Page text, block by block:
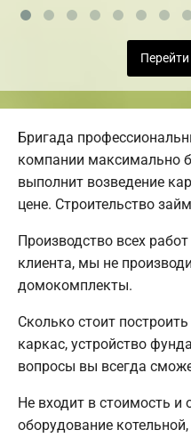
Бригада
компании максимально
выполнит возведение
цене. Строительство
Производство всех
клиента, мы не
домокомплекты.
Сколько стоит
каркас, устройство
вопросы вы всегда
Не входит в стоимость и
оборудование